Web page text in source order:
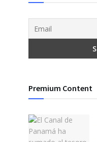
Premium Content